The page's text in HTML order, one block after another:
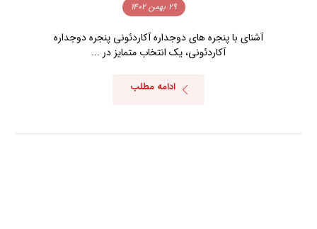
۲۹ بهمن ۱۴۰۲
آشنای با پنجره های دوجداره آکاردئونی پنجره دوجداره
آکاردئونی، یک انتخاب متمایز در ...
ادامه مطلب